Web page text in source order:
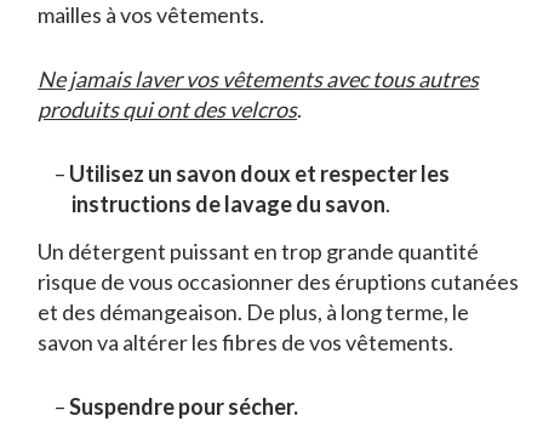
mailles à vos vêtements.
Ne jamais laver vos vêtements avec tous autres
produits qui ont des velcros.
Utilisez un savon doux et respecter les
instructions de lavage du savon.
Un détergent puissant en trop grande quantité
risque de vous occasionner des éruptions cutanées
et des démangeaison. De plus, à long terme, le
savon va altérer les fibres de vos vêtements.
Suspendre pour sécher.